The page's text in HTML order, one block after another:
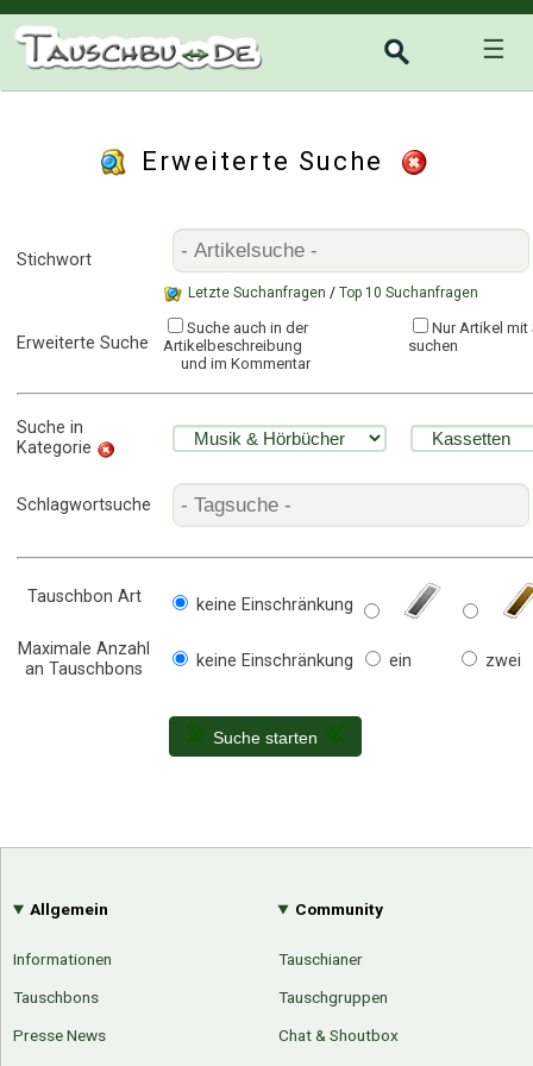
☰
Erweiterte Suche
Stichwort
Letzte Suchanfragen / Top 10 Suchanfragen
Erweiterte Suche
Suche auch in der
Artikelbeschreibung
und im Kommentar
Nur Artikel
suchen
Suche in
Kategorie
Schlagwortsuche
Tauschbon Art keine Einschränkung
Maximale Anzahl
an Tauschbons
keine Einschränkung ein zwei
Suche starten
Allgemein
Informationen
Tauschbons
Presse News
Community
Tauschianer
Tauschgruppen
Chat & Shoutbox